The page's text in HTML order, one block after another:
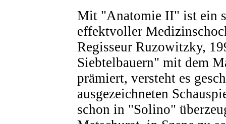
Mit "Anatomie II" ist ein
effektvoller
Regisseur Ruzowitzky,
Siebtelbauern" mit dem
prämiert, versteht es
ausgezeichneten
schon in "Solino"